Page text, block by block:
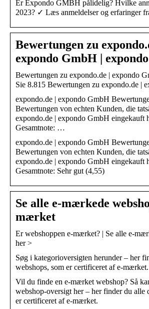
Er Expondo GMBH pålidelig? Hvilke
2023? ✓ Læs anmeldelser og erfaringer
Bewertungen zu
expondo GmbH |
Bewertungen zu expondo.de | expondo
Sie 8.815 Bewertungen zu expondo.de |
expondo.de | expondo GmbH
Bewertungen von echten Kunden, die
expondo.de | expondo GmbH eingekauft
Gesamtnote: …
expondo.de | expondo GmbH
Bewertungen von echten Kunden, die
expondo.de | expondo GmbH eingekauft
Gesamtnote: Sehr gut (4,55)
Se alle e-mærkede
mærket
Er webshoppen e-mærket? | Se alle e-
her >
Søg i kategorioversigten herunder – her
webshops, som er certificeret af e-
Vil du finde en e-mærket webshop? Så
webshop-oversigt her – her finder du alle
er certificeret af e-mærket.